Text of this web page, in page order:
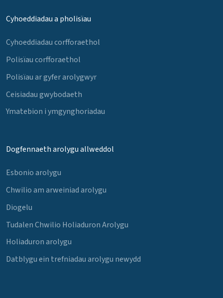
Cyhoeddiadau a pholisïau
Cyhoeddiadau corfforaethol
Polisïau corfforaethol
Polisïau ar gyfer arolygwyr
Ceisiadau gwybodaeth
Ymatebion i ymgynghoriadau
Dogfennaeth arolygu allweddol
Esbonio arolygu
Chwilio am arweiniad arolygu
Diogelu
Tudalen Chwilio Holiaduron Arolygu
Holiaduron arolygu
Datblygu ein trefniadau arolygu newydd